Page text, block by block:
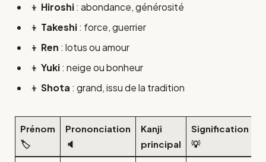
👦 Hiroshi: abondance, générosité
👦 Takeshi: force, guerrier
👦 Ren : lotus ou amour
👦 Yuki: neige ou bonheur
👦 Shota : grand, issu de la tradition
Prénom
🏷️
Prononciation
🔈
Kanji
principal
Signification
💡